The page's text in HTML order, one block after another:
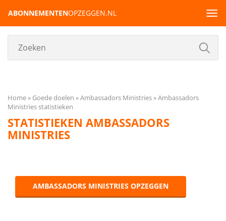
ABONNEMENTENOPZEGGEN.NL
Home Goede doelen Ambassadors Ministries
Ambassadors
Ministries statistieken
STATISTIEKEN AMBASSADORS
MINISTRIES
AMBASSADORS MINISTRIES OPZEGGEN